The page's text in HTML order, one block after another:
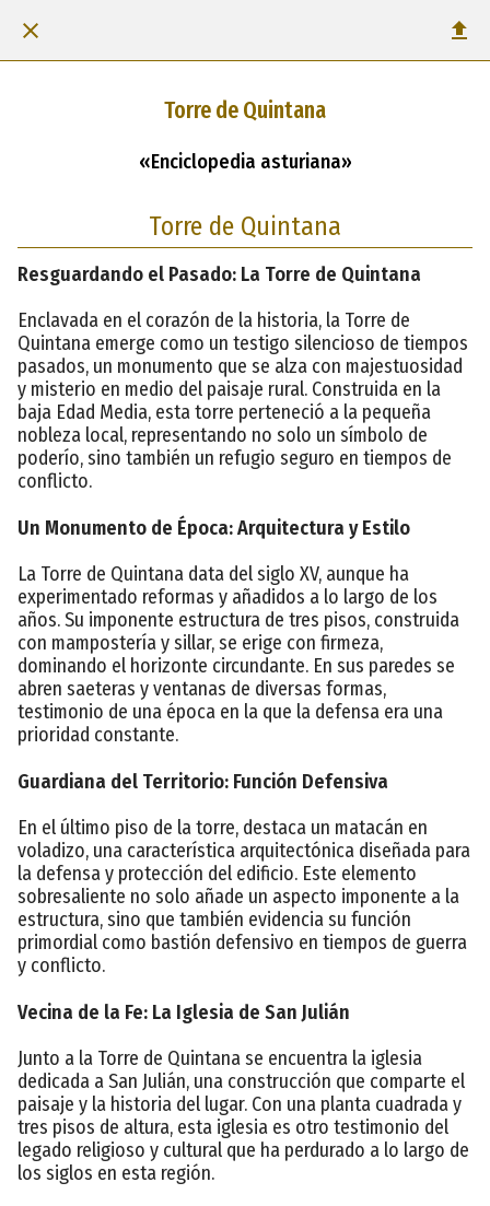
Torre de Quintana
«Enciclopedia asturiana»
Torre de Quintana
Resguardando el Pasado: La Torre de Quintana
Enclavada en el corazón de la historia, la Torre de
Quintana emerge como un testigo silencioso de tiempos
pasados, un monumento que se alza con majestuosidad
y misterio en medio del paisaje rural. Construida en la
baja Edad Media, esta torre perteneció a la pequeña
nobleza local, representando no solo un símbolo de
poderío, sino también un refugio seguro en tiempos de
conflicto.
Un Monumento de Época: Arquitectura y Estilo
La Torre de Quintana data del siglo XV, aunque ha
experimentado reformas y añadidos a lo largo de los
años. Su imponente estructura de tres pisos, construida
con mampostería y sillar, se erige con firmeza,
dominando el horizonte circundante. En sus paredes se
abren saeteras y ventanas de diversas formas,
testimonio de una época en la que la defensa era una
prioridad constante.
Guardiana del Territorio: Función Defensiva
En el último piso de la torre, destaca un matacán en
voladizo, una característica arquitectónica diseñada para
la defensa y protección del edificio. Este elemento
sobresaliente no solo añade un aspecto imponente a la
estructura, sino que también evidencia su función
primordial como bastión defensivo en tiempos de guerra
y conflicto.
Vecina de la Fe: La Iglesia de San Julián
Junto a la Torre de Quintana se encuentra la iglesia
dedicada a San Julián, una construcción que comparte el
paisaje y la historia del lugar. Con una planta cuadrada y
tres pisos de altura, esta iglesia es otro testimonio del
legado religioso y cultural que ha perdurado a lo largo de
los siglos en esta región.